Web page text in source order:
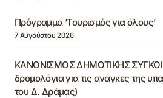
Πρόγραμμα ‘Τουρισμός για όλους’
7 Αυγούστου 2026
ΚΑΝΟΝΙΣΜΟΣ ΔΗΜΟΤΙΚΗΣ
δρομολόγια για τις ανάγκες της
του Δ. Δράμας)